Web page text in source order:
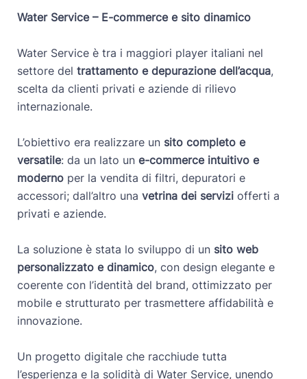
Water Service – E-commerce e sito dinamico
Water Service è tra i maggiori player italiani nel
settore del trattamento e depurazione dell’acqua,
scelta da clienti privati e aziende di rilievo
internazionale.
L’obiettivo era realizzare un sito completo e
versatile: da un lato un e-commerce intuitivo e
moderno per la vendita di filtri, depuratori e
accessori; dall’altro una vetrina dei servizi offerti a
privati e aziende.
La soluzione è stata lo sviluppo di un sito web
personalizzato e dinamico, con design elegante e
coerente con l’identità del brand, ottimizzato per
mobile e strutturato per trasmettere affidabilità e
innovazione.
Un progetto digitale che racchiude tutta
l’esperienza e la solidità di Water Service, unendo